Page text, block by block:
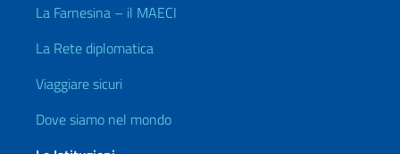
La Farnesina – il MAECI
La Rete diplomatica
Viaggiare sicuri
Dove siamo nel mondo